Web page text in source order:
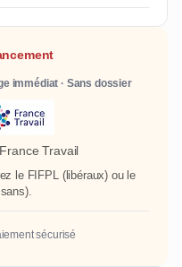
immédiat · Sans dossier
Travail
le FIFPL(libéraux) ou le
sécurisé